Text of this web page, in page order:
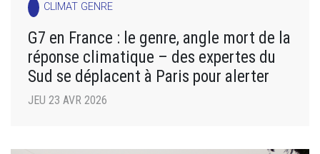
CLIMAT GENRE
G7 en France : le genre, angle mort de la
réponse climatique – des expertes du
Sud se déplacent à Paris pour alerter
JEU 23 AVR 2026